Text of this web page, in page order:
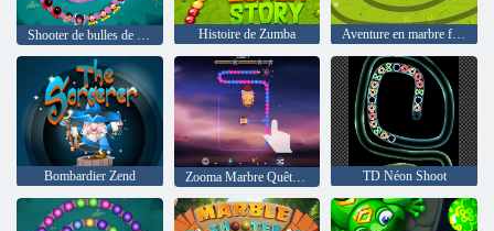
Shooter de bulles de jeu Squid Histoire de Zumba Aventure en marbre frogtastique
Bombardier Zend Zooma Marbre Quête 3D TD Néon Shoot